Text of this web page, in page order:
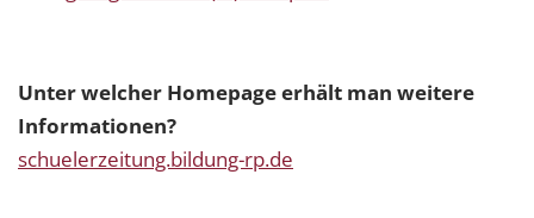
Unter welcher Homepage erhält man weitere
Informationen?
schuelerzeitung.bildung-rp.de